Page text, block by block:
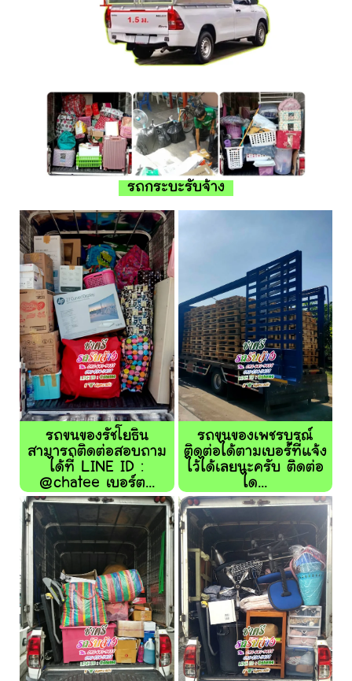
รถกระบะรับจ้าง
รถขนของรัชโยธิน
สามารถติดต่อสอบถาม
ได้ที่ LINE ID :
@chatee เบอร์ต...
รถขนของเพชรบูรณ์
ติดต่อได้ตามเบอร์ที่แจ้ง
ไว้ได้เลยนะครับ ติดต่อ
ได...